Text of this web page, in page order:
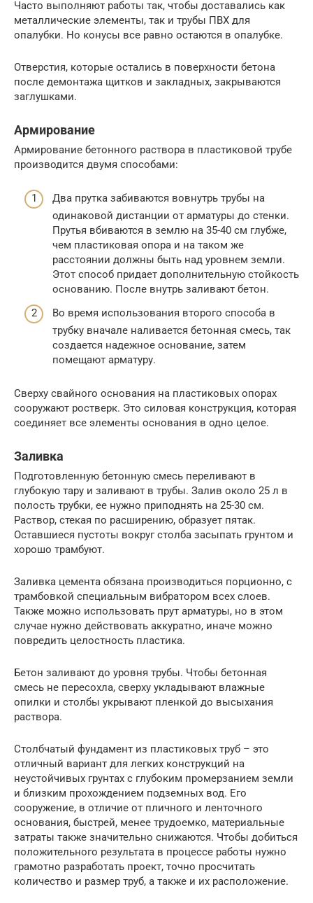
Часто выполняют работы так, чтобы доставались как
металлические элементы, так и трубы ПВХ для
опалубки. Но конусы все равно остаются в опалубке.
Отверстия, которые остались в поверхности бетона
после демонтажа щитков и закладных, закрываются
заглушками.
Армирование
Армирование бетонного раствора в пластиковой трубе
производится двумя способами:
Два прутка забиваются вовнутрь трубы на
одинаковой дистанции от арматуры до стенки.
Прутья вбиваются в землю на 35-40 см глубже,
чем пластиковая опора и на таком же
расстоянии должны быть над уровнем земли.
Этот способ придает дополнительную стойкость
основанию. После внутрь заливают бетон.
Во время использования второго способа в
трубку вначале наливается бетонная смесь, так
создается надежное основание, затем
помещают арматуру.
Сверху свайного основания на пластиковых опорах
сооружают ростверк. Это силовая конструкция, которая
соединяет все элементы основания в одно целое.
Заливка
Подготовленную бетонную смесь переливают в
глубокую тару и заливают в трубы. Залив около 25 л в
полость трубки, ее нужно приподнять на 25-30 см.
Раствор, стекая по расширению, образует пятак.
Оставшиеся пустоты вокруг столба засыпать грунтом и
хорошо трамбуют.
Заливка цемента обязана производиться порционно, с
трамбовкой специальным вибратором всех слоев.
Также можно использовать прут арматуры, но в этом
случае нужно действовать аккуратно, иначе можно
повредить целостность пластика.
Бетон заливают до уровня трубы. Чтобы бетонная
смесь не пересохла, сверху укладывают влажные
опилки и столбы укрывают пленкой до высыхания
раствора.
Столбчатый фундамент из пластиковых труб – это
отличный вариант для легких конструкций на
неустойчивых грунтах с глубоким промерзанием земли
и близким прохождением подземных вод. Его
сооружение, в отличие от пличного и ленточного
основания, быстрей, менее трудоемко, материальные
затраты также значительно снижаются. Чтобы добиться
положительного результата в процессе работы нужно
грамотно разработать проект, точно просчитать
количество и размер труб, а также и их расположение.